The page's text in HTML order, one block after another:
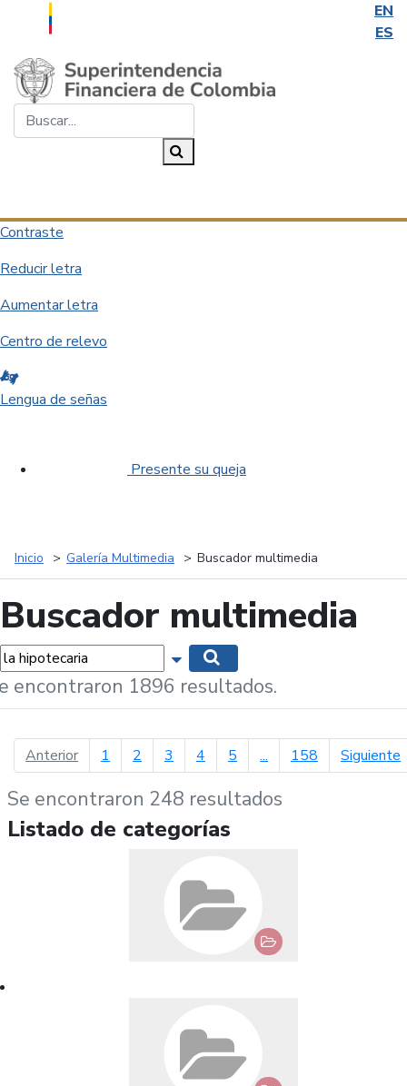
EN
ES
Saltar al contenido principal
Contraste
Reducir letra
Aumentar letra
Centro de relevo
Lengua de señas
Presente su queja
Inicio Galería Multimedia Buscador multimedia
Buscador multimedia
Mostrar opciones de búsqueda
encontraron 1896 resultados.
Anteriorpágina anterior
1 2 3 4 5 ... 158 Siguiente
Se encontraron 248 resultados
Listado de categorías